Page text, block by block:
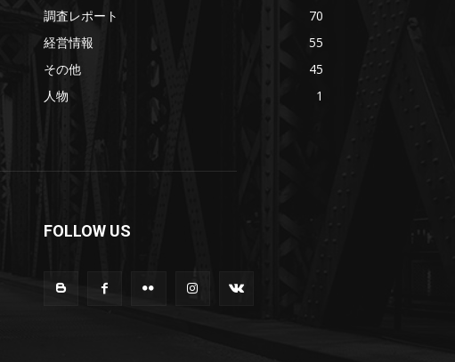
調査レポート
70
経営情報
55
その他
45
人物
1
FOLLOW US